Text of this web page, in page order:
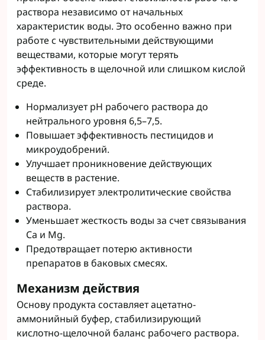
раствора независимо от начальных
характеристик воды. Это особенно важно при
работе с чувствительными действующими
веществами, которые могут терять
эффективность в щелочной или слишком кислой
среде.
Нормализует pH рабочего раствора до
нейтрального уровня 6,5–7,5.
Повышает эффективность пестицидов и
микроудобрений.
Улучшает проникновение действующих
веществ в растение.
Стабилизирует электролитические свойства
раствора.
Уменьшает жесткость воды за счет связывания
Ca и Mg.
Предотвращает потерю активности
препаратов в баковых смесях.
Механизм действия
Основу продукта составляет ацетатно-
аммонийный буфер, стабилизирующий
кислотно-щелочной баланс рабочего раствора.